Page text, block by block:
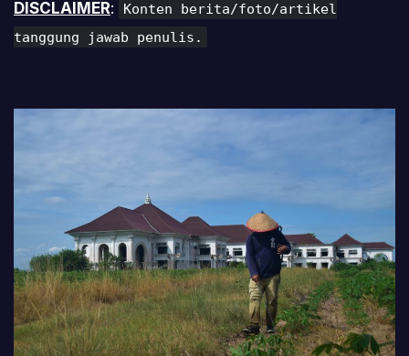
DISCLAIMER:
Konten berita/foto/artikel
tanggung jawab penulis.